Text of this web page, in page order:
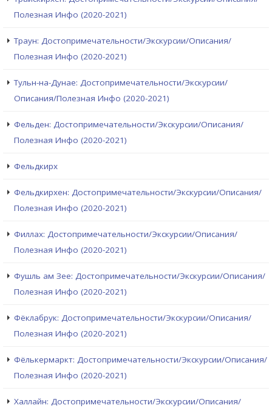
Полезная Инфо (2020-2021)
Траун: Достопримечательности/Экскурсии/Описания/
Полезная Инфо (2020-2021)
Тульн-на-Дунае: Достопримечательности/Экскурсии/
Описания/Полезная Инфо (2020-2021)
Фельден: Достопримечательности/Экскурсии/Описания/
Полезная Инфо (2020-2021)
Фельдкирх
Фельдкирхен: Достопримечательности/Экскурсии/Описания/
Полезная Инфо (2020-2021)
Филлах: Достопримечательности/Экскурсии/Описания/
Полезная Инфо (2020-2021)
Фушль ам Зее: Достопримечательности/Экскурсии/Описания/
Полезная Инфо (2020-2021)
Фёклабрук: Достопримечательности/Экскурсии/Описания/
Полезная Инфо (2020-2021)
Фёлькермаркт: Достопримечательности/Экскурсии/Описания/
Полезная Инфо (2020-2021)
Халлайн: Достопримечательности/Экскурсии/Описания/